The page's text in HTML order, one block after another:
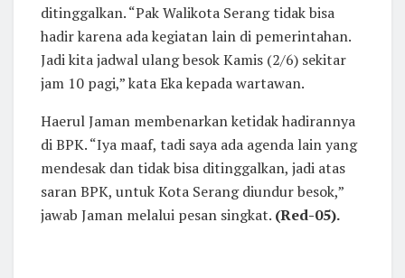
ditinggalkan. “Pak Walikota Serang tidak bisa
hadir karena ada kegiatan lain di pemerintahan.
Jadi kita jadwal ulang besok Kamis (2/6) sekitar
jam 10 pagi,” kata Eka kepada wartawan.
Haerul Jaman membenarkan ketidak hadirannya
di BPK. “Iya maaf, tadi saya ada agenda lain yang
mendesak dan tidak bisa ditinggalkan, jadi atas
saran BPK, untuk Kota Serang diundur besok,”
jawab Jaman melalui pesan singkat. (Red-05).